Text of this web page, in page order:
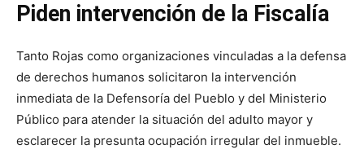
Piden intervención de la Fiscalía
Tanto Rojas como organizaciones vinculadas a la defensa
de derechos humanos solicitaron la intervención
inmediata de la Defensoría del Pueblo y del Ministerio
Público para atender la situación del adulto mayor y
esclarecer la presunta ocupación irregular del inmueble.